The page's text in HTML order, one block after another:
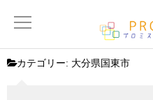
カテゴリー: 大分県国東市